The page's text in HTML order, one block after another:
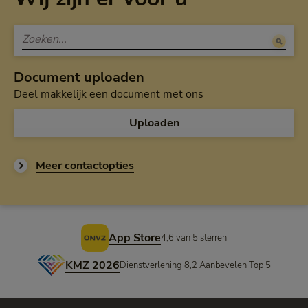
Document uploaden
Deel makkelijk een document met ons
Uploaden
Meer contactopties
App Store4,6 van 5 sterren
KMZ 2026Dienstverlening 8,2 Aanbevelen Top 5